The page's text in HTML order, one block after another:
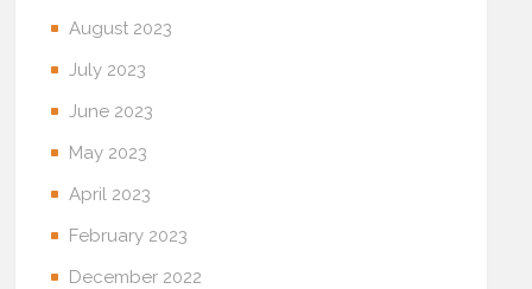
August 2023
July 2023
June 2023
May 2023
April 2023
February 2023
December 2022